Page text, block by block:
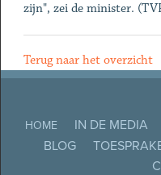
zijn", zei de minister.
Terug naar het overzicht
HOME IN DE MEDIA
BLOG